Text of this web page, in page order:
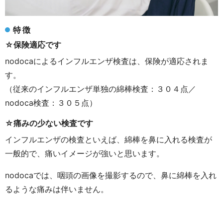
特徴
☆保険適応です
nodocaによるインフルエンザ検査は、保険が適応されま
す。
（従来のインフルエンザ単独の綿棒検査：３０４点／
nodoca検査：３０５点）
☆痛みの少ない検査です
インフルエンザの検査といえば、綿棒を鼻に入れる検査が
一般的で、痛いイメージが強いと思います。
nodocaでは、咽頭の画像を撮影するので、鼻に綿棒を入れ
るような痛みは伴いません。